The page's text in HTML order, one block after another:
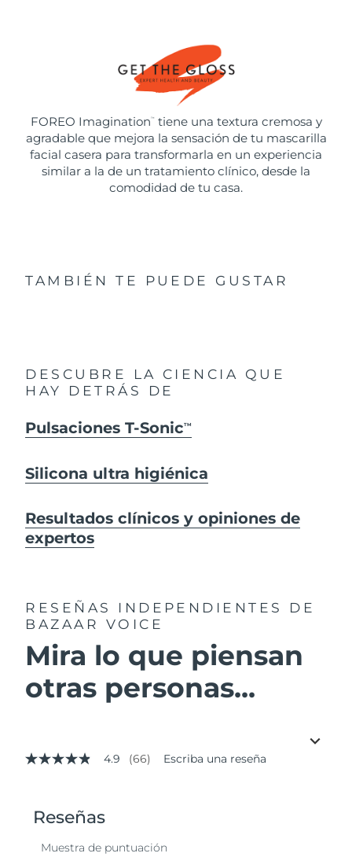
FOREO Imagination ™
tiene una textura cremosa y
agradable que mejora la sensación de tu mascarilla
facial casera para transformarla en un experiencia
similar a la de un tratamiento clínico, desde la
comodidad de tu casa.
TAMBIÉN TE PUEDE GUSTAR
DESCUBRE LA CIENCIA QUE
HAY DETRÁS DE
Pulsaciones T-SonicTM
Silicona ultra higiénica
Resultados clínicos y opiniones de
expertos
RESEÑAS INDEPENDIENTES
DE
BAZAAR VOICE
Mira lo que piensan
otras personas...
4.9
valor
medio
valoración.
4.9 (66) Escriba una reseña